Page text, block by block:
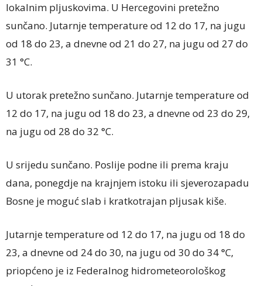
lokalnim pljuskovima. U Hercegovini pretežno
sunčano. Jutarnje temperature od 12 do 17, na jugu
od 18 do 23, a dnevne od 21 do 27, na jugu od 27 do
31 °C.
U utorak pretežno sunčano. Jutarnje temperature od
12 do 17, na jugu od 18 do 23, a dnevne od 23 do 29,
na jugu od 28 do 32 °C.
U srijedu sunčano. Poslije podne ili prema kraju
dana, ponegdje na krajnjem istoku ili sjeverozapadu
Bosne je moguć slab i kratkotrajan pljusak kiše.
Jutarnje temperature od 12 do 17, na jugu od 18 do
23, a dnevne od 24 do 30, na jugu od 30 do 34 °C,
priopćeno je iz Federalnog hidrometeorološkog